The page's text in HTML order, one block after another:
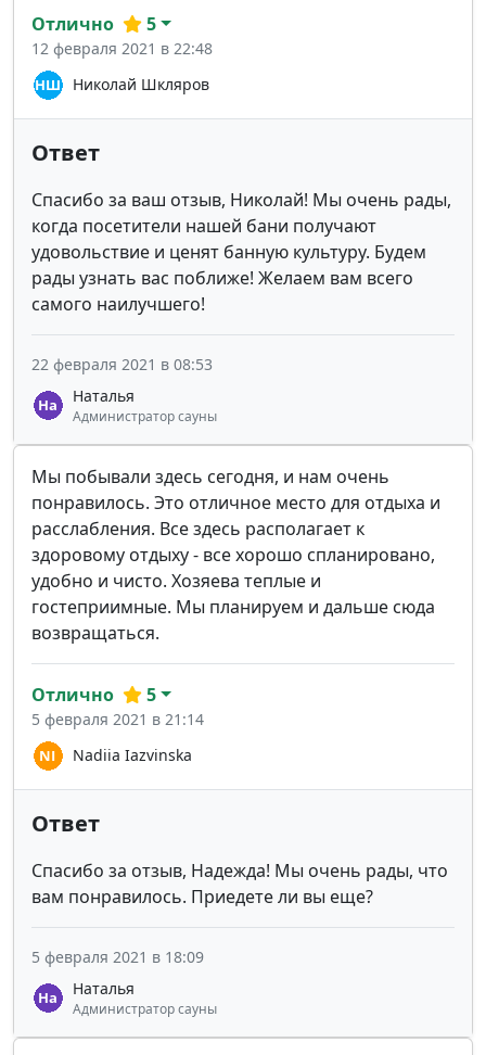
Николай Шкляров
Отлично 5
12 февраля 2021 в 22:48
Ответ
Спасибо за ваш отзыв, Николай! Мы очень рады,
когда посетители нашей бани получают
удовольствие и ценят банную культуру. Будем
рады узнать вас поближе! Желаем вам всего
самого наилучшего!
Наталья
Администратор сауны
22 февраля 2021 в 08:53
Мы побывали здесь сегодня, и нам очень
понравилось. Это отличное место для отдыха и
расслабления. Все здесь располагает к
здоровому отдыху - все хорошо спланировано,
удобно и чисто. Хозяева теплые и
гостеприимные. Мы планируем и дальше сюда
возвращаться.
Nadiia Iazvinska
Отлично 5
5 февраля 2021 в 21:14
Ответ
Спасибо за отзыв, Надежда! Мы очень рады, что
вам понравилось. Приедете ли вы еще?
Наталья
Администратор сауны
5 февраля 2021 в 18:09